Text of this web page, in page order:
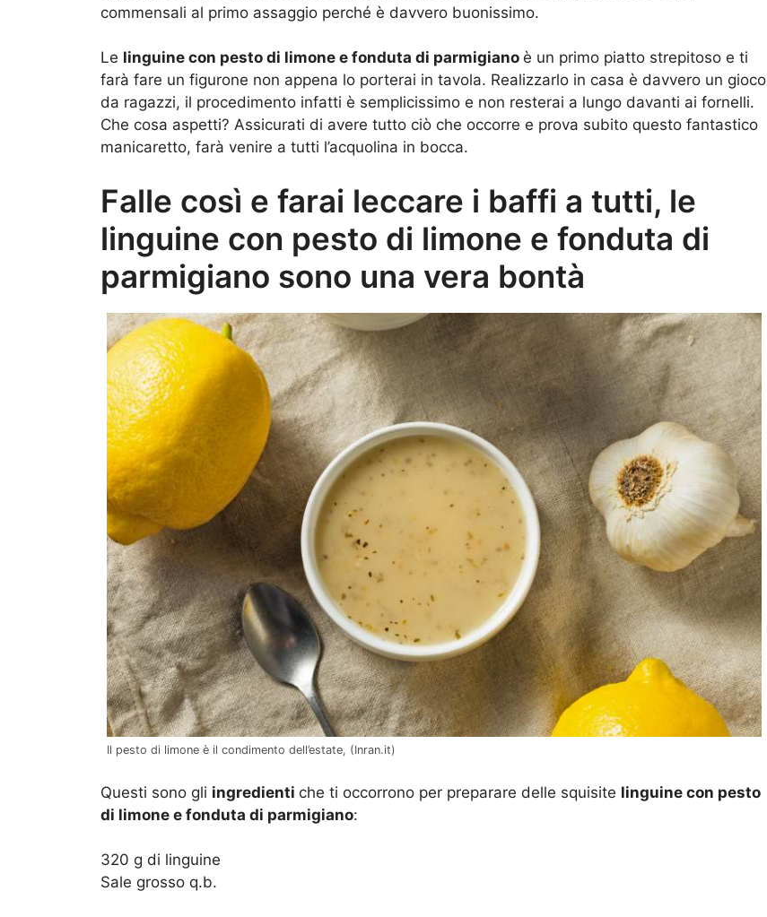
commensali al primo assaggio perché è davvero buonissimo.
Le linguine con pesto di limone e fonduta di parmigiano è un primo piatto strepitoso e ti
farà fare un figurone non appena lo porterai in tavola. Realizzarlo in casa è davvero un gioco
da ragazzi, il procedimento infatti è semplicissimo e non resterai a lungo davanti ai fornelli.
Che cosa aspetti? Assicurati di avere tutto ciò che occorre e prova subito questo fantastico
manicaretto, farà venire a tutti l’acquolina in bocca.
Falle così e farai leccare i baffi a tutti, le
linguine con pesto di limone e fonduta di
parmigiano sono una vera bontà
Il pesto di limone è il condimento dell’estate, (Inran.it)
Questi sono gli ingredienti che ti occorrono per preparare delle squisite linguine con pesto
di limone e fonduta di parmigiano:
320 g di linguine
Sale grosso q.b.